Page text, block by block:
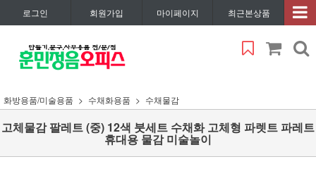
로그인 회원가입 마이페이지 최근본상품
화방용품/미술용품 수채화용품 수채물감
고체물감 팔레트 (중) 12색 붓세트 수채화 고체형 파렛트 파레트
휴대용 물감 미술놀이